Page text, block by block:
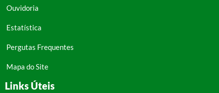
Ouvidoria
Estatística
Pergutas Frequentes
Mapa do Site
Links Úteis